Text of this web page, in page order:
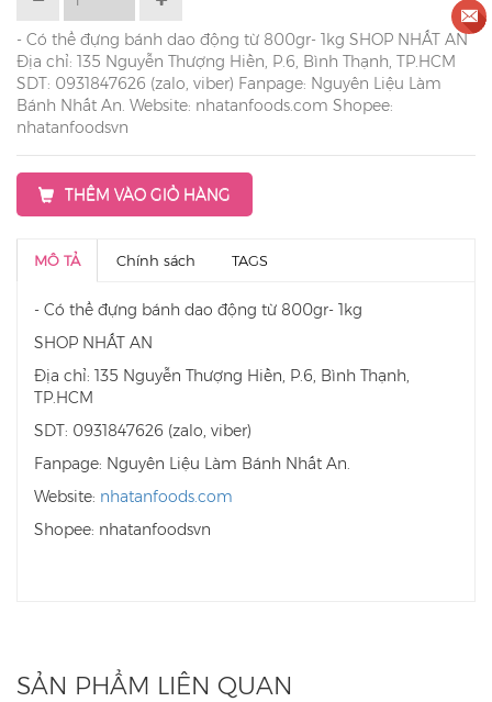
- Có thể đựng bánh dao động từ 800gr- 1kg SHOP NHẤT AN
Địa chỉ: 135 Nguyễn Thượng Hiền, P.6, Bình Thạnh, TP.HCM
SDT: 0931847626 (zalo, viber) Fanpage: Nguyên Liệu Làm
Bánh Nhất An. Website: nhatanfoods.com Shopee:
nhatanfoodsvn
THÊM VÀO GIỎ HÀNG
MÔ TẢ Chính sách TAGS
- Có thể đựng bánh dao động từ 800gr- 1kg
SHOP NHẤT AN
Địa chỉ: 135 Nguyễn Thượng Hiền, P.6, Bình Thạnh,
TP.HCM
SDT: 0931847626 (zalo, viber)
Fanpage: Nguyên Liệu Làm Bánh Nhất An.
Website: nhatanfoods.com
Shopee: nhatanfoodsvn
SẢN PHẨM LIÊN QUAN